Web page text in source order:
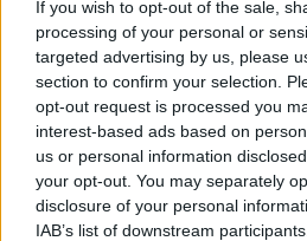
If you wish to opt-out of the sale,
processing of your personal or
targeted advertising by us, please
section to confirm your selection.
opt-out request is processed you
interest-based ads based on
us or personal information
your opt-out. You may separately
disclosure of your personal
IAB’s list of downstream